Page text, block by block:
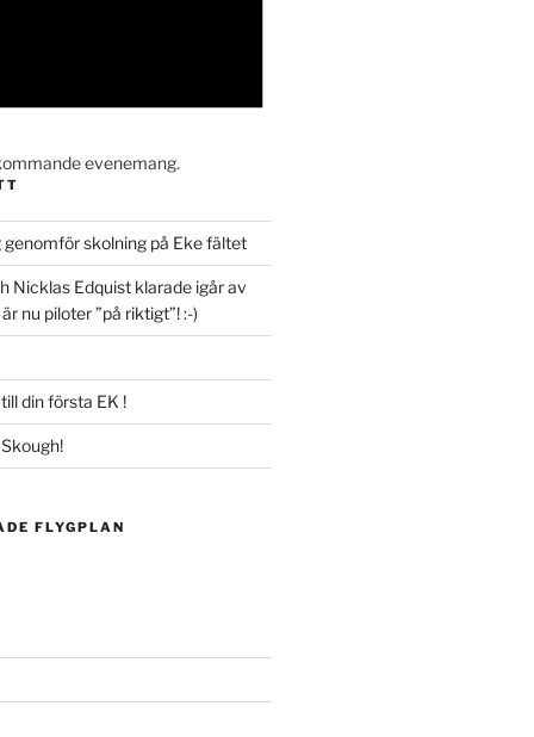
evenemang.
genomför skolning på Eke fältet
Nicklas Edquist klarade igår av
nu piloter ”på riktigt”! :-)
din första EK !
FLYGPLAN